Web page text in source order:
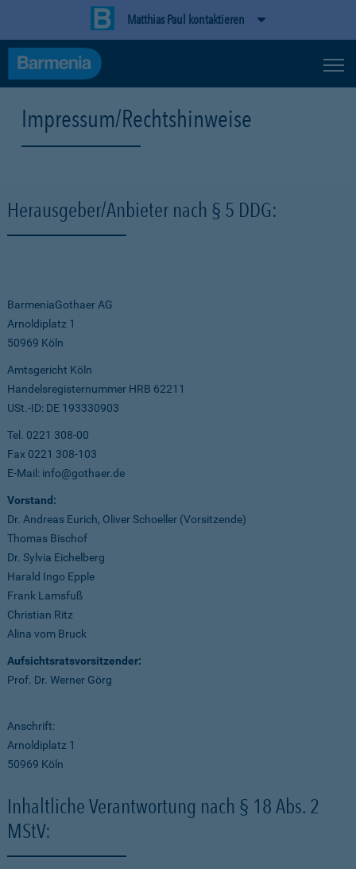
Matthias Paul kontaktieren
Impressum/Rechtshinweise
Herausgeber/Anbieter nach § 5 DDG:
BarmeniaGothaer AG
Arnoldiplatz 1
50969 Köln
Amtsgericht Köln
Handelsregisternummer HRB 62211
USt.-ID: DE 193330903
Tel. 0221 308-00
Fax 0221 308-103
E-Mail: info@gothaer.de
Vorstand:
Dr. Andreas Eurich, Oliver Schoeller (Vorsitzende)
Thomas Bischof
Dr. Sylvia Eichelberg
Harald Ingo Epple
Frank Lamsfuß
Christian Ritz
Alina vom Bruck
Aufsichtsratsvorsitzender:
Prof. Dr. Werner Görg
Anschrift:
Arnoldiplatz 1
50969 Köln
Inhaltliche Verantwortung nach § 18 Abs. 2
MStV: